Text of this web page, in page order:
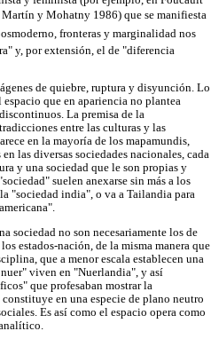
y Mohatny 1986) que se manifiesta
fronteras y marginalidad nos
y, por extensión, el de "diferencia
de quiebre, ruptura y disyunción. Lo
que en apariencia no plantea
La premisa de la
entre las culturas y las
en la mayoría de los mapamundis,
las diversas sociedades nacionales, cada
y una sociedad que le son propias y
suelen anexarse sin más a los
"sociedad india", o va a Tailandia para
sociedad no son necesariamente los de
estados-nación, de la misma manera que
que a menor escala establecen una
viven en "Nuerlandia", y así
que profesaban mostrar la
en una especie de plano neutro
Es así como el espacio opera como